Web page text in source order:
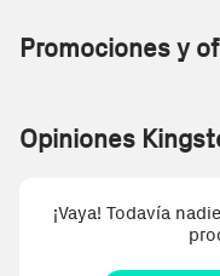
Promociones y
Opiniones
¡Vaya! Todavía